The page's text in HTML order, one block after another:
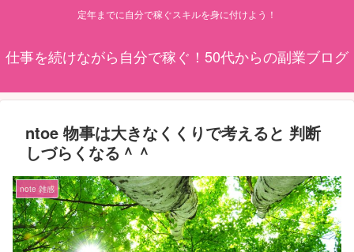
定年までに自分で稼ぐスキルを身に付けよう！
仕事を続けながら自分で稼ぐ！50代からの副業ブログ
ntoe 物事は大きなくくりで考えると 判断
しづらくなる＾＾
note 雑感